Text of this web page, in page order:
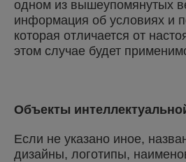
одном из вышеупомянутых
информация об условиях и
которая отличается от
этом случае будет
Объекты
Если не указано иное,
дизайны, логотипы,